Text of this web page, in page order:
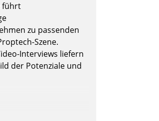
führt
zu passenden
Szene.
Interviews liefern
der Potenziale und